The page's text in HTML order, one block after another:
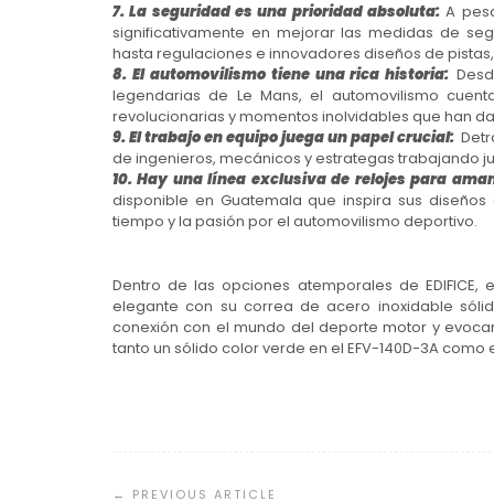
7. La seguridad es una prioridad absoluta:A
significativamente en mejorar las medidas de
hasta regulaciones e innovadores diseños de
8. El automovilismo tiene una rica historia:
legendarias de Le Mans, el automovilismo
revolucionarias y momentos inolvidables que han
9. El trabajo en equipo juega un papel crucial:
de ingenieros, mecánicos y estrategas trabajando
10. Hay una línea exclusiva de relojes para
disponible en Guatemala que inspira sus
tiempo y la pasión por el automovilismo deportivo.
Dentro de las opciones atemporales de
elegante con su correa de acero inoxidable
conexión con el mundo del deporte motor y
tanto un sólido color verde en el EFV-140D-3A como
de